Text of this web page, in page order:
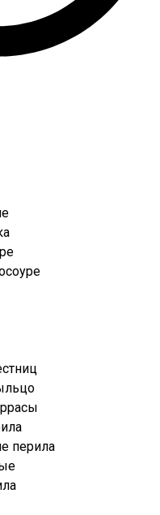
перила